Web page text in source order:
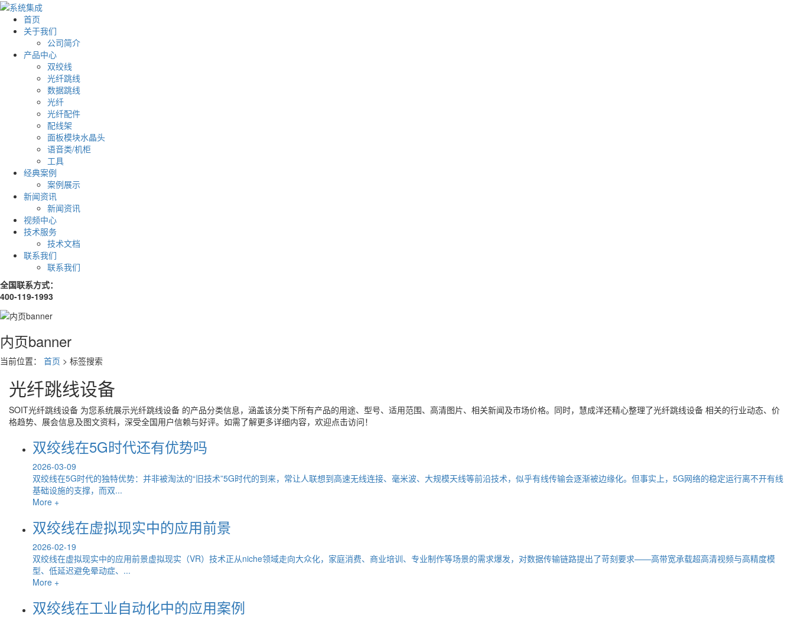
首页
关于我们
公司简介
产品中心
双绞线
光纤跳线
数据跳线
光纤
光纤配件
配线架
面板模块水晶头
语音类/机柜
工具
经典案例
案例展示
新闻资讯
新闻资讯
视频中心
技术服务
技术文档
联系我们
联系我们
全国联系方式：
400-119-1993
内页banner
当前位置： 首页 > 标签搜索
光纤跳线设备
SOIT光纤跳线设备 为您系统展示光纤跳线设备 的产品分类信息，涵盖该分类下所有产品的用途、型号、适用范围、高清图片、相关新闻及市场价格。同时，慧成洋还精心整理了光纤跳线设备 相关的行业动态、价
格趋势、展会信息及图文资料，深受全国用户信赖与好评。如需了解更多详细内容，欢迎点击访问！
双绞线在5G时代还有优势吗
2026-03-09
双绞线在5G时代的独特优势：并非被淘汰的“旧技术”5G时代的到来，常让人联想到高速无线连接、毫米波、大规模天线等前沿技术，似乎有线传输会逐渐被边缘化。但事实上，5G网络的稳定运行离不开有线
基础设施的支撑，而双...
More +
双绞线在虚拟现实中的应用前景
2026-02-19
双绞线在虚拟现实中的应用前景虚拟现实（VR）技术正从niche领域走向大众化，家庭消费、商业培训、专业制作等场景的需求爆发，对数据传输链路提出了苛刻要求——高带宽承载超高清视频与高精度模
型、低延迟避免晕动症、...
More +
双绞线在工业自动化中的应用案例